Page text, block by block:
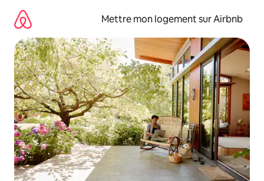
directement
contenu
Mettre mon logement sur Airbnb